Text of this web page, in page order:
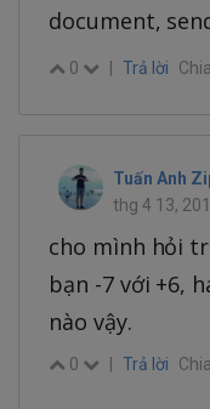
document,
0 Trả lời
Tuấn Anh
thg 4 13,
cho mình hỏi
bạn -7 với +6,
nào vậy.
0 Trả lời